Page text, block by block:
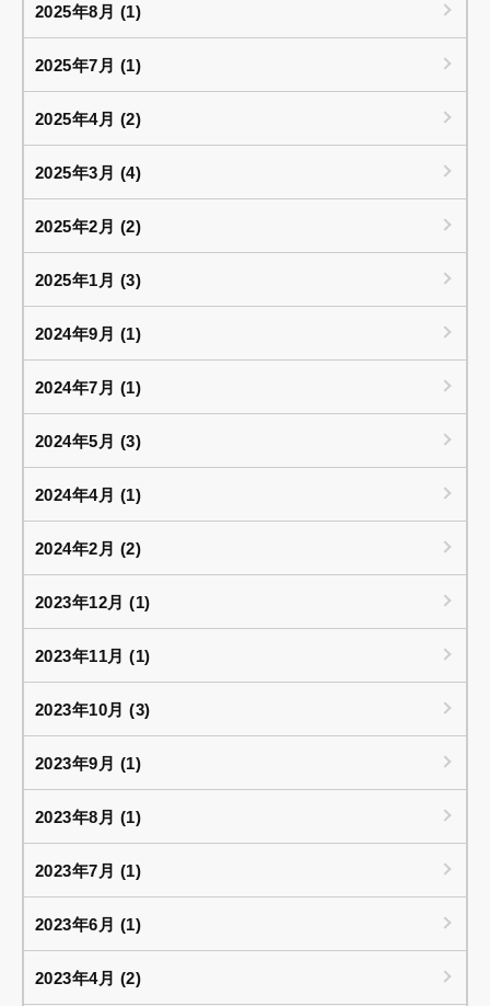
2025年8月 (1)
2025年7月 (1)
2025年4月 (2)
2025年3月 (4)
2025年2月 (2)
2025年1月 (3)
2024年9月 (1)
2024年7月 (1)
2024年5月 (3)
2024年4月 (1)
2024年2月 (2)
2023年12月 (1)
2023年11月 (1)
2023年10月 (3)
2023年9月 (1)
2023年8月 (1)
2023年7月 (1)
2023年6月 (1)
2023年4月 (2)